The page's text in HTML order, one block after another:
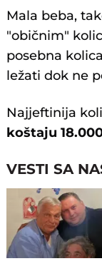
Mala beba,
"običnim"
posebna
ležati dok ne
Najjeftinija
koštaju
VESTI SA